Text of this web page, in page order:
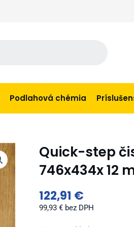
Podlahová chémia
Quick-step
746x434x 12
122,91 €
99,93 € bez DPH